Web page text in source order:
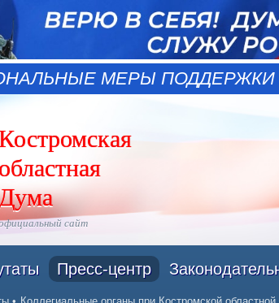
МЕРЫ
областная
сайт
Пресс-центр